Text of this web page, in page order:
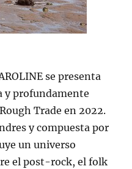
se presenta
y profundamente
Trade en 2022.
y compuesta por
un universo
el post-rock, el folk